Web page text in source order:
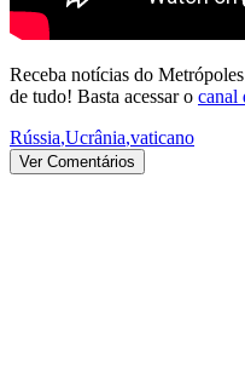
Receba notícias do
de tudo! Basta acessar o canal
Rússia,Ucrânia,vaticano
Ver Comentários